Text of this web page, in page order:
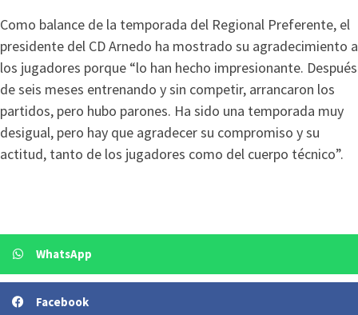
Como balance de la temporada del Regional Preferente, el
presidente del CD Arnedo ha mostrado su agradecimiento a
los jugadores porque “lo han hecho impresionante. Después
de seis meses entrenando y sin competir, arrancaron los
partidos, pero hubo parones. Ha sido una temporada muy
desigual, pero hay que agradecer su compromiso y su
actitud, tanto de los jugadores como del cuerpo técnico”.
WhatsApp
Facebook